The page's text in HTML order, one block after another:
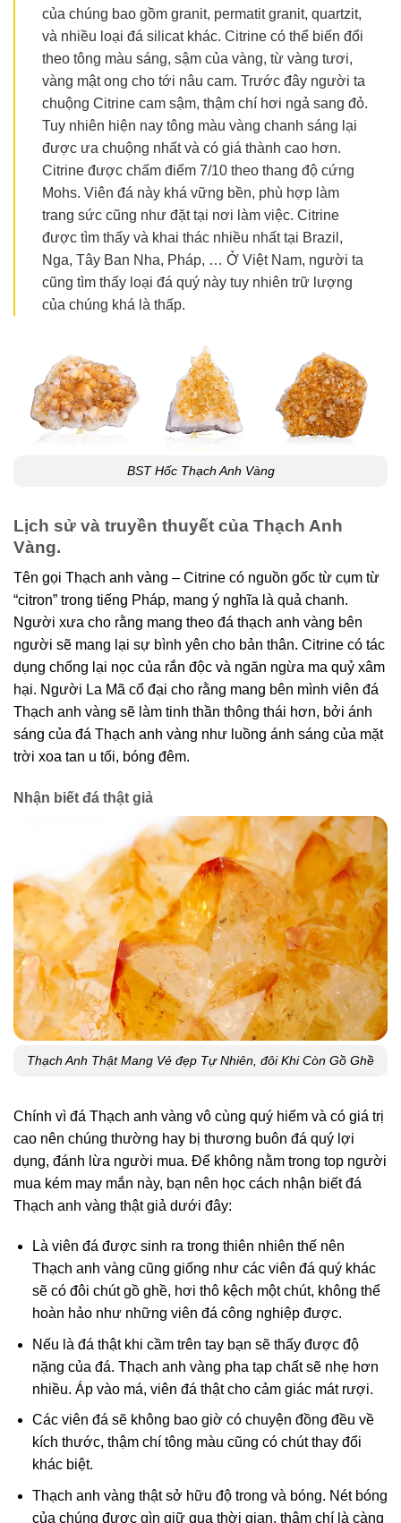
của chúng bao gồm granit, permatit granit, quartzit,
và nhiều loại đá silicat khác. Citrine có thể biến đổi
theo tông màu sáng, sậm của vàng, từ vàng tươi,
vàng mật ong cho tới nâu cam. Trước đây người ta
chuộng Citrine cam sậm, thậm chí hơi ngả sang đỏ.
Tuy nhiên hiện nay tông màu vàng chanh sáng lại
được ưa chuộng nhất và có giá thành cao hơn.
Citrine được chấm điểm 7/10 theo thang độ cứng
Mohs. Viên đá này khá vững bền, phù hợp làm
trang sức cũng như đặt tại nơi làm việc. Citrine
được tìm thấy và khai thác nhiều nhất tại Brazil,
Nga, Tây Ban Nha, Pháp, … Ở Việt Nam, người ta
cũng tìm thấy loại đá quý này tuy nhiên trữ lượng
của chúng khá là thấp.
BST Hốc Thạch Anh Vàng
Lịch sử và truyền thuyết của Thạch Anh
Vàng.
Tên gọi Thạch anh vàng – Citrine có nguồn gốc từ cụm từ
“citron” trong tiếng Pháp, mang ý nghĩa là quả chanh.
Người xưa cho rằng mang theo đá thạch anh vàng bên
người sẽ mang lại sự bình yên cho bản thân. Citrine có tác
dụng chống lại nọc của rắn độc và ngăn ngừa ma quỷ xâm
hại. Người La Mã cổ đại cho rằng mang bên mình viên đá
Thạch anh vàng sẽ làm tinh thần thông thái hơn, bởi ánh
sáng của đá Thạch anh vàng như luồng ánh sáng của mặt
trời xoa tan u tối, bóng đêm.
Nhận biết đá thật giả
Thạch Anh Thật Mang Vẻ đẹp Tự Nhiên, đôi Khi Còn Gồ Ghề
Chính vì đá Thạch anh vàng vô cùng quý hiếm và có giá trị
cao nên chúng thường hay bị thương buôn đá quý lợi
dụng, đánh lừa người mua. Để không nằm trong top người
mua kém may mắn này, bạn nên học cách nhận biết đá
Thạch anh vàng thật giả dưới đây:
Là viên đá được sinh ra trong thiên nhiên thế nên
Thạch anh vàng cũng giống như các viên đá quý khác
sẽ có đôi chút gồ ghề, hơi thô kệch một chút, không thể
hoàn hảo như những viên đá công nghiệp được.
Nếu là đá thật khi cầm trên tay bạn sẽ thấy được độ
nặng của đá. Thạch anh vàng pha tạp chất sẽ nhẹ hơn
nhiều. Áp vào má, viên đá thật cho cảm giác mát rượi.
Các viên đá sẽ không bao giờ có chuyện đồng đều về
kích thước, thậm chí tông màu cũng có chút thay đổi
khác biệt.
Thạch anh vàng thật sở hữu độ trong và bóng. Nét bóng
của chúng được gìn giữ qua thời gian, thậm chí là càng